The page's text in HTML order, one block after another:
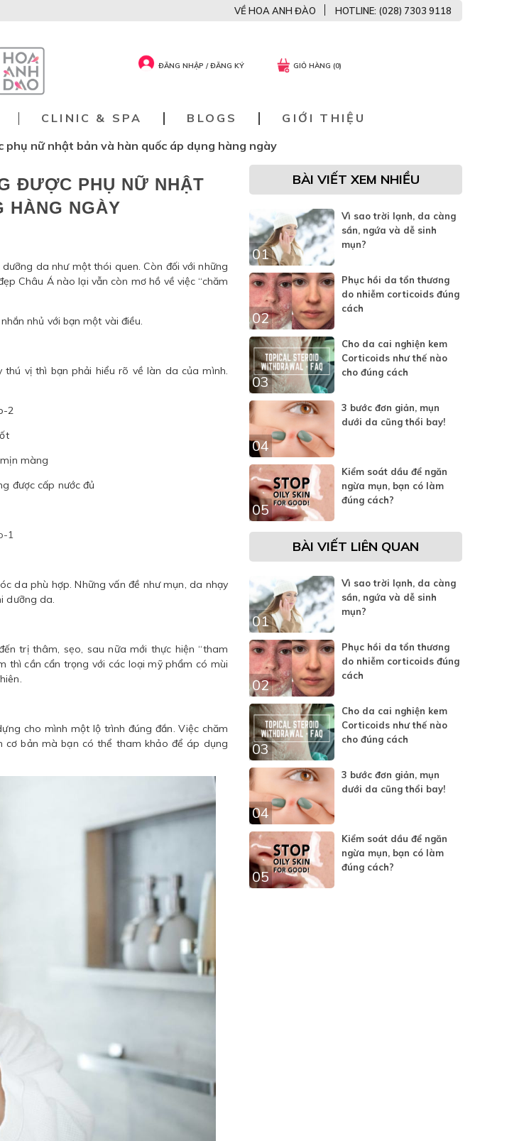
ĐĂNG NHẬP / ĐĂNG KÝ GIỎ HÀNG (0)
VỀ HOA ANH ĐÀO HOTLINE: (028) 7303 9118
CLINIC & SPA BLOGS
GIỚI THIỆU
phụ nữ nhật bản và hàn quốc áp dụng hàng ngày
ĐƯỢC PHỤ NỮ NHẬT
HÀNG NGÀY
da như một thói quen. Còn đối với những
Châu Á nào lại vẫn còn mơ hồ về việc “chăm
nhủ với bạn một vài điều.
vị thì bạn phải hiểu rõ về làn da của mình.
màng
được cấp nước đủ
da phù hợp. Những vấn đề như mụn, da nhạy
dưỡng da.
trị thâm, sẹo, sau nữa mới thực hiện “tham
thì cần cẩn trọng với các loại mỹ phẩm có mùi
cho mình một lộ trình đúng đắn. Việc chăm
bản mà bạn có thể tham khảo để áp dụng
BÀI VIẾT XEM NHIỀU
01
Vì sao trời lạnh, da càng
sần, ngứa và dễ sinh
mụn?
02
Phục hồi da tổn thương
do nhiễm corticoids đúng
cách
03
Cho da cai nghiện kem
Corticoids như thế nào
cho đúng cách
04
3 bước đơn giản, mụn
dưới da cũng thổi bay!
05
Kiểm soát dầu để ngăn
ngừa mụn, bạn có làm
đúng cách?
BÀI VIẾT LIÊN QUAN
01
Vì sao trời lạnh, da càng
sần, ngứa và dễ sinh
mụn?
02
Phục hồi da tổn thương
do nhiễm corticoids đúng
cách
03
Cho da cai nghiện kem
Corticoids như thế nào
cho đúng cách
04
3 bước đơn giản, mụn
dưới da cũng thổi bay!
05
Kiểm soát dầu để ngăn
ngừa mụn, bạn có làm
đúng cách?